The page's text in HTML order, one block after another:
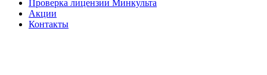
Проверка лицензии Минкульта
Акции
Контакты